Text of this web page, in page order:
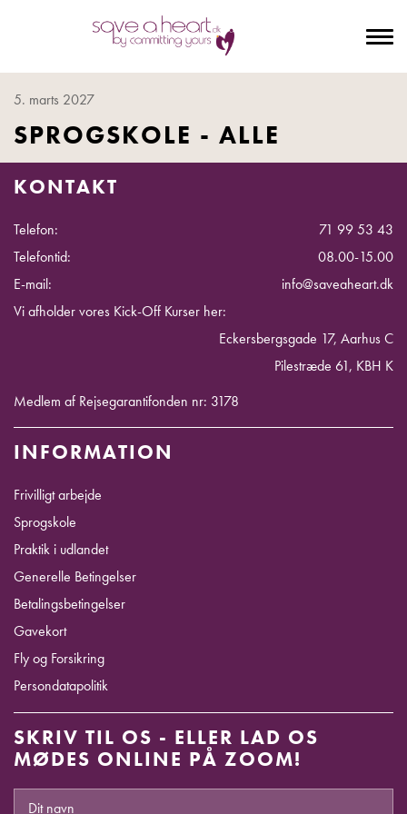
5. marts 2027
SPROGSKOLE - ALLE
KONTAKT
Telefon:
71 99 53 43
Telefontid:
08.00-15.00
E-mail:
info@saveaheart.dk
Vi afholder vores Kick-Off Kurser her:
Eckersbergsgade 17, Aarhus C
Pilestræde 61, KBH K
Medlem af Rejsegarantifonden nr: 3178
INFORMATION
Frivilligt arbejde
Sprogskole
Praktik i udlandet
Generelle Betingelser
Betalingsbetingelser
Gavekort
Fly og Forsikring
Persondatapolitik
SKRIV TIL OS - ELLER LAD OS
MØDES ONLINE PÅ ZOOM!